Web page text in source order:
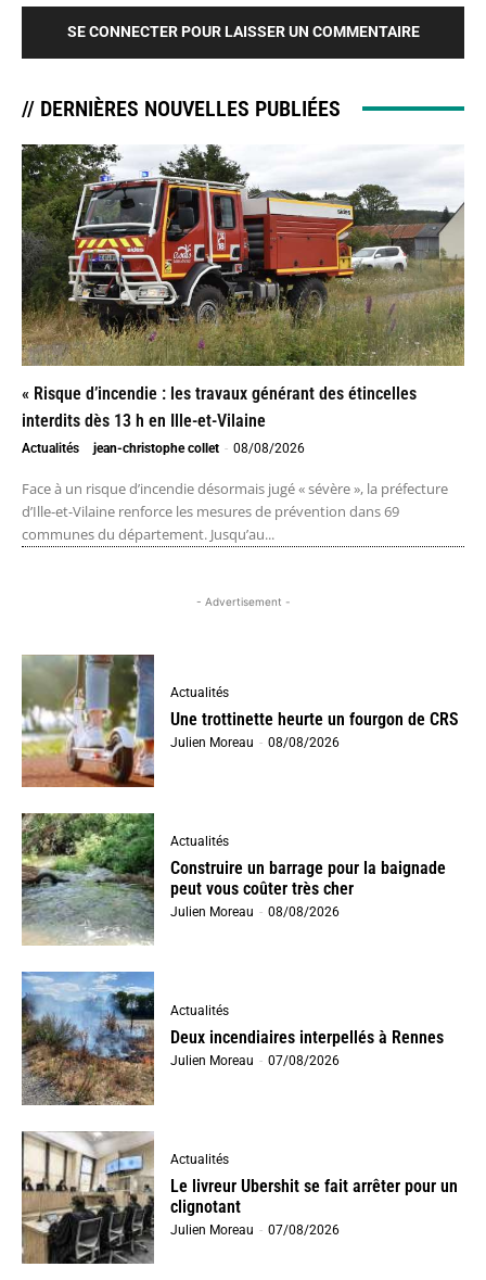
SE CONNECTER POUR LAISSER UN COMMENTAIRE
// DERNIÈRES NOUVELLES PUBLIÉES
« Risque d’incendie : les travaux générant des étincelles
interdits dès 13 h en Ille-et-Vilaine
Actualités jean-christophe collet - 08/08/2026
Face à un risque d’incendie désormais jugé « sévère », la préfecture
d’Ille-et-Vilaine renforce les mesures de prévention dans 69
communes du département. Jusqu’au...
- Advertisement -
Actualités
Une trottinette heurte un fourgon de CRS
Julien Moreau - 08/08/2026
Actualités
Construire un barrage pour la baignade
peut vous coûter très cher
Julien Moreau - 08/08/2026
Actualités
Deux incendiaires interpellés à Rennes
Julien Moreau - 07/08/2026
Actualités
Le livreur Ubershit se fait arrêter pour un
clignotant
Julien Moreau - 07/08/2026